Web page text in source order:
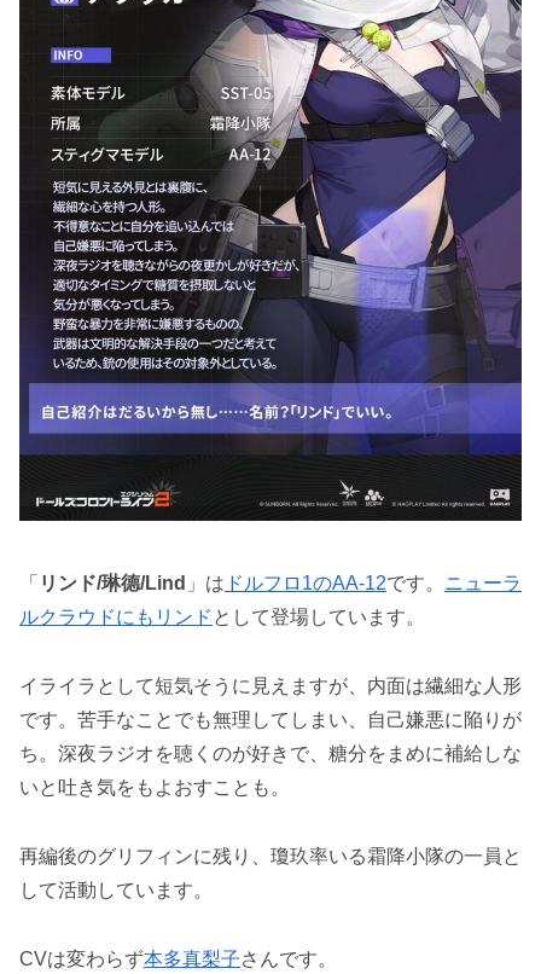
「 リンド/琳德/Lind 」は ドルフロ1のAA-12です。 ニューラ
ルクラウドにもリンド として登場しています。
イライラとして短気そうに見えますが、内面は繊細な人形
です。苦手なことでも無理してしまい、自己嫌悪に陥りが
ち。深夜ラジオを聴くのが好きで、糖分をまめに補給しな
いと吐き気をもよおすことも。
再編後のグリフィンに残り、瓊玖率いる霜降小隊の一員と
して活動しています。
CVは変わらず本多真梨子さんです。